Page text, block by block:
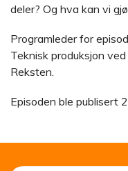
deler? Og hva kan vi
Programleder for
Teknisk produksjon
Reksten.
Episoden ble publisert